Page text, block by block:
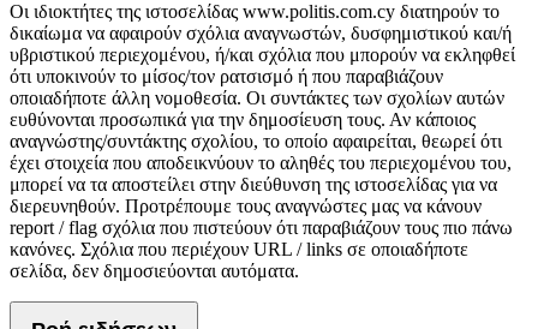
Οι ιδιοκτήτες της ιστοσελίδας www.politis.com.cy διατηρούν το
δικαίωμα να αφαιρούν σχόλια αναγνωστών, δυσφημιστικού και/ή
υβριστικού περιεχομένου, ή/και σχόλια που μπορούν να εκληφθεί
ότι υποκινούν το μίσος/τον ρατσισμό ή που παραβιάζουν
οποιαδήποτε άλλη νομοθεσία. Οι συντάκτες των σχολίων αυτών
ευθύνονται προσωπικά για την δημοσίευση τους. Αν κάποιος
αναγνώστης/συντάκτης σχολίου, το οποίο αφαιρείται, θεωρεί ότι
έχει στοιχεία που αποδεικνύουν το αληθές του περιεχομένου του,
μπορεί να τα αποστείλει στην διεύθυνση της ιστοσελίδας για να
διερευνηθούν. Προτρέπουμε τους αναγνώστες μας να κάνουν
report / flag σχόλια που πιστεύουν ότι παραβιάζουν τους πιο πάνω
κανόνες. Σχόλια που περιέχουν URL / links σε οποιαδήποτε
σελίδα, δεν δημοσιεύονται αυτόματα.